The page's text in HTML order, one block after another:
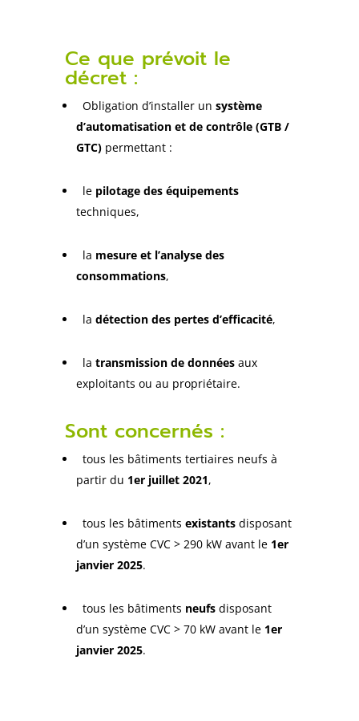
Ce que prévoit le
décret :
Obligation d’installer un système
d’automatisation et de contrôle (GTB /
GTC)permettant :
le pilotage des équipements
techniques,
la mesure et l’analyse des
consommations,
la détection des pertes d’efficacité,
la transmission de donnéesaux
exploitants ou au propriétaire.
Sont concernés :
tous les bâtiments tertiaires neufs à
partir du 1er juillet 2021,
tous les bâtiments existantsdisposant
d’un système CVC > 290 kW avant le 1er
janvier 2025.
tous les bâtiments neufsdisposant
d’un système CVC > 70 kW avant le 1er
janvier 2025.